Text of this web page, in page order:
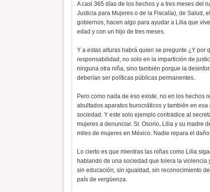
A casi 365 días de los hechos y a tres meses del
Justicia para Mujeres o de la Fiscalía), de Salud,
gobiernos, hacen algo para ayudar a Lilia que
edad y con un hijo de tres meses.
Y a estas alturas habrá quien se pregunte ¿Y
responsabilidad, no solo en la impartición de
ninguna otra niña, sino también porque la
deberían ser políticas públicas permanentes.
Pero como nada de eso existe, no en los hechos
abultados aparatos burocráticos y también en
sociedad. Y este solo ejemplo contradice al
mujeres a denunciar. Sr. Osorio, Lilia y su madre
miles de mujeres en México. Nadie repara el
Lo cierto es que mientras las niñas como Lilia
hablando de una sociedad que tolera la
sin educación, sin igualdad, sin reconocimiento
país de vergüenza.